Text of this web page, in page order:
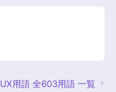
UX用語 全603用語 一覧